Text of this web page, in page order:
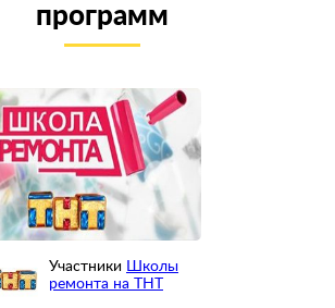
программ
Участники Школы
ремонта на ТНТ